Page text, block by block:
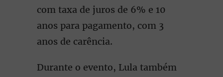
com taxa de juros de 6% e 10
anos para pagamento, com 3
anos de carência.
Durante o evento, Lula também